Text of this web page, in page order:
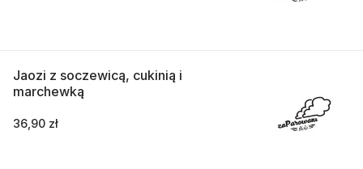
Jaozi z soczewicą, cukinią i
marchewką
36,90 zł